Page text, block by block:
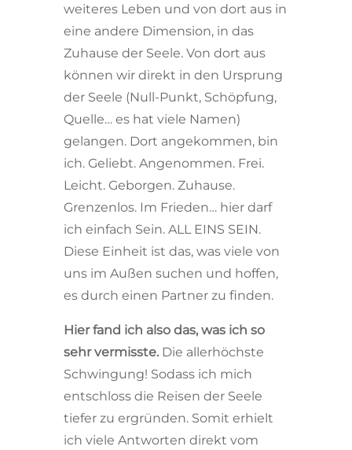
weiteres Leben und von dort aus in
eine andere Dimension, in das
Zuhause der Seele. Von dort aus
können wir direkt in den Ursprung
der Seele (Null-Punkt, Schöpfung,
Quelle… es hat viele Namen)
gelangen. Dort angekommen, bin
ich. Geliebt. Angenommen. Frei.
Leicht. Geborgen. Zuhause.
Grenzenlos. Im Frieden… hier darf
ich einfach Sein. ALL EINS SEIN.
Diese Einheit ist das, was viele von
uns im Außen suchen und hoffen,
es durch einen Partner zu finden.
Hier fand ich also das, was ich so
sehr vermisste.Die allerhöchste
Schwingung! Sodass ich mich
entschloss die Reisen der Seele
tiefer zu ergründen. Somit erhielt
ich viele Antworten direkt vom